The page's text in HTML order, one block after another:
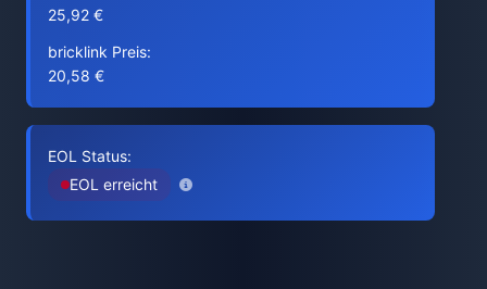
25,92 €
bricklink Preis:
20,58 €
EOL Status:
EOL erreicht